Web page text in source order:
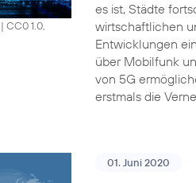
CC0 1.0,
es ist, Städte
wirtschaftlichen
Entwicklungen
über Mobilfunk
von 5G
erstmals die
01. Juni 2020